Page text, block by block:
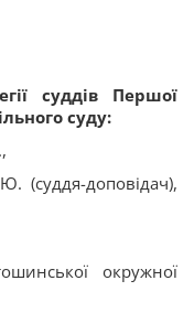
суддів Першої
суду:
доповідач),
окружної